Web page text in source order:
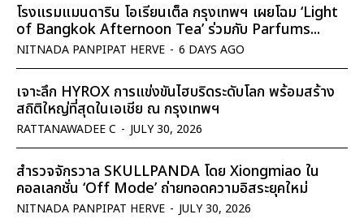
โรงแรมแมนดาริน โอเรียนเต็ล กรุงเทพฯ เผยโฉม ‘Light
of Bangkok Afternoon Tea’ ร่วมกับ Parfums...
NITNADA PANPIPAT HERVE - 6 DAYS AGO
เจาะลึก HYROX การแข่งขันไฮบริดระดับโลก พร้อมสร้าง
สถิติใหญ่ที่สุดในเอเชีย ณ กรุงเทพฯ
RATTANAWADEE C - JULY 30, 2026
สำรวจจักรวาล SKULLPANDA โดย Xiongmiao ใน
คอลเลกชั่น ‘Off Mode’ ถ่ายทอดความอิสระยุคใหม่
NITNADA PANPIPAT HERVE - JULY 30, 2026